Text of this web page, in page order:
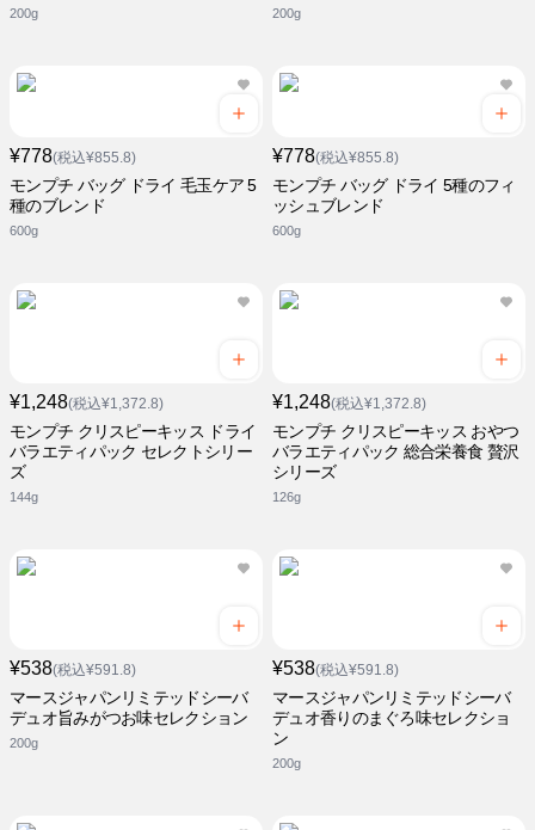
200g 200g
¥778(税込¥855.8)
モンプチ バッグ ドライ 毛玉ケア 5
種のブレンド
600g
¥778(税込¥855.8)
モンプチ バッグ ドライ 5種のフィ
ッシュブレンド
600g
¥1,248(税込¥1,372.8)
モンプチ クリスピーキッス ドライ
バラエティパック セレクトシリー
ズ
144g
¥1,248(税込¥1,372.8)
モンプチ クリスピーキッス おやつ
バラエティパック 総合栄養食 贅沢
シリーズ
126g
¥538(税込¥591.8)
マースジャパンリミテッドシーバ
デュオ旨みがつお味セレクション
200g
¥538(税込¥591.8)
マースジャパンリミテッドシーバ
デュオ香りのまぐろ味セレクショ
ン
200g